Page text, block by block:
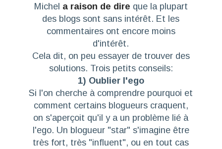
Michel a raison de dire que la plupart
des blogs sont sans intérêt. Et les
commentaires ont encore moins
d'intérêt.
Cela dit, on peu essayer de trouver des
solutions. Trois petits conseils:
1) Oublier l'ego
Si l'on cherche à comprendre pourquoi et
comment certains blogueurs craquent,
on s'aperçoit qu'il y a un problème lié à
l'ego. Un blogueur "star" s'imagine être
très fort, très "influent", ou en tout cas